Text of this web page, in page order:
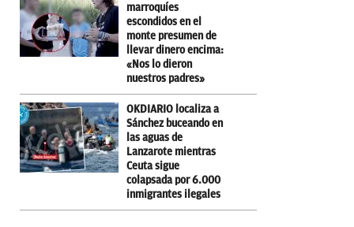
marroquíes
escondidos en el
monte presumen de
llevar dinero encima:
«Nos lo dieron
nuestros padres»
OKDIARIO localiza a
Sánchez buceando en
las aguas de
Lanzarote mientras
Ceuta sigue
colapsada por 6.000
inmigrantes ilegales